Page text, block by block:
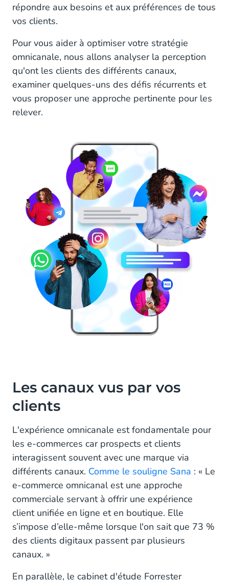
répondre aux besoins et aux préférences de tous
vos clients.
Pour vous aider à optimiser votre stratégie
omnicanale, nous allons analyser la perception
qu'ont les clients des différents canaux,
examiner quelques-uns des défis récurrents et
vous proposer une approche pertinente pour les
relever.
Les canaux vus par vos
clients
L'expérience omnicanale est fondamentale pour
les e-commerces car prospects et clients
interagissent souvent avec une marque via
différents canaux. Comme le souligne Sana : « Le
e-commerce omnicanal est une approche
commerciale servant à offrir une expérience
client unifiée en ligne et en boutique. Elle
s’impose d’elle-même lorsque l'on sait que 73 %
des clients digitaux passent par plusieurs
canaux. »
En parallèle, le cabinet d'étude Forrester